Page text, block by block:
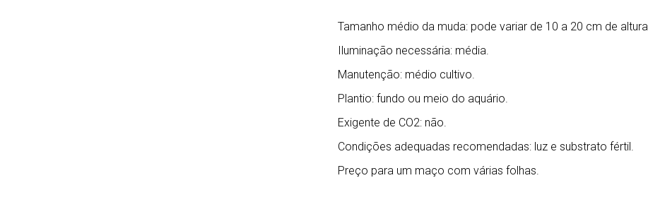
Tamanho médio da muda: pode variar de 10 a 20 cm de altura.
Iluminação necessária: média.
Manutenção: médio cultivo.
Plantio: fundo ou meio do aquário.
Exigente de CO2: não.
Condições adequadas recomendadas: luz e substrato fértil.
Preço para um maço com várias folhas.